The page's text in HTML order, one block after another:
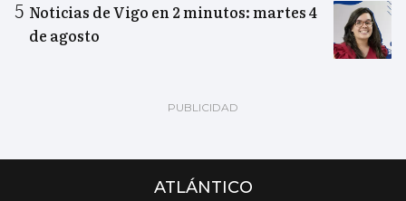
Noticias de Vigo en 2 minutos: martes 4
de agosto
ATLÁNTICO